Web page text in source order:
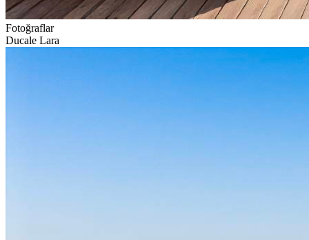
Fotoğraflar
Ducale Lara